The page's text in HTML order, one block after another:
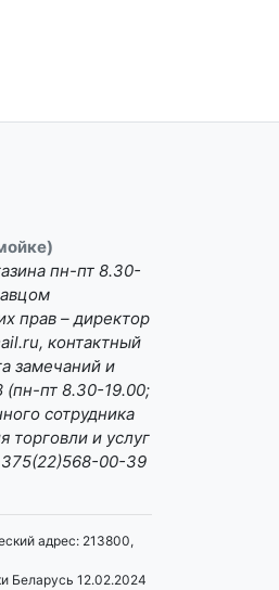
пн-пт 8.30-
прав – директор
контактный
замечаний и
(пн-пт 8.30-19.00;
сотрудника
торговли и услуг
00-39
адрес: 213800,
Беларусь 12.02.2024